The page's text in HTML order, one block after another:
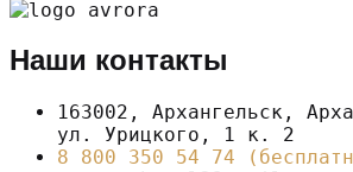
Наши контакты
163002, Архангельск,
ул. Урицкого, 1 к. 2
8 800 350 54 74